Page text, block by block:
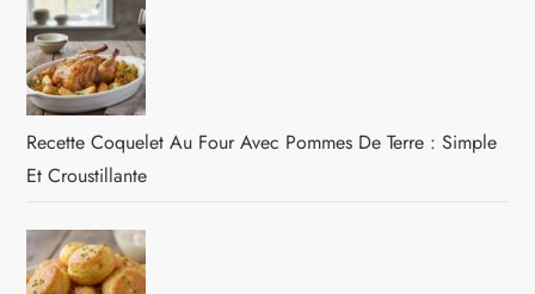
Recette Coquelet Au Four Avec Pommes De Terre : Simple
Et Croustillante